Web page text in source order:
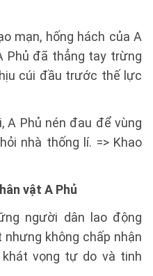
mạn, hống hách của A
Phủ đã thẳng tay trừng
cúi đầu trước thế lực
A Phủ nén đau để vùng
nhà thống lí. => Khao
vật A Phủ
người dân lao động
không chấp nhận
vọng tự do và tinh